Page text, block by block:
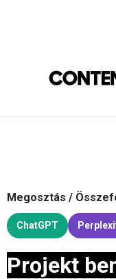
Megosztás /
ChatGPT
Projekt